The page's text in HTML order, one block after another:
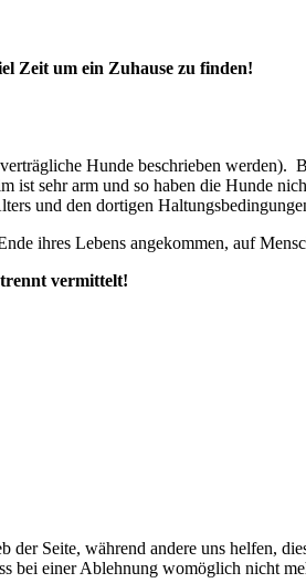
Zeit um ein Zuhause zu finden!
Hunde beschrieben werden).
sehr arm und so haben die Hunde
und den dortigen
ihres Lebens angekommen, auf
vermittelt!
Seite, während andere uns helfen,
bei einer Ablehnung womöglich nicht